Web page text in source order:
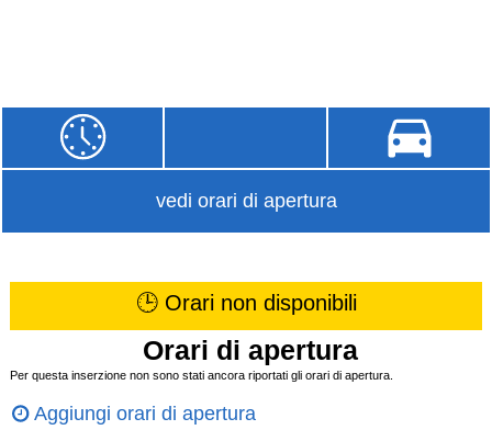
vedi orari di apertura
🕒 Orari non disponibili
Orari di apertura
Per questa inserzione non sono stati ancora riportati gli orari di apertura.
Aggiungi orari di apertura